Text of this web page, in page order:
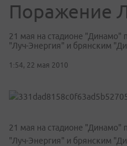
Поражение
21 мая на стадионе
"Луч-Энергия" и брянским
1:54, 22 мая 2010
21 мая на стадионе
"Луч-Энергия" и брянским